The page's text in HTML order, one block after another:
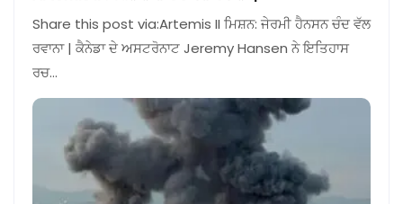
Share this post via:Artemis II ਮਿਸ਼ਨ: ਜੇਰਮੀ ਹੈਨਸਨ ਚੰਦ ਵੱਲ
ਰਵਾਨਾ | ਕੈਨੇਡਾ ਦੇ ਅਸਟਰੋਨਾਟ Jeremy Hansen ਨੇ ਇਤਿਹਾਸ
ਰਚ…